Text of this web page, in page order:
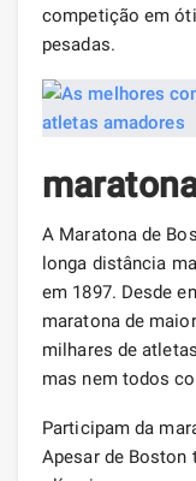
competição em
pesadas.
A Maratona de
longa distância
em 1897. Desde
maratona de
milhares de
mas nem todos
Participam da
Apesar de